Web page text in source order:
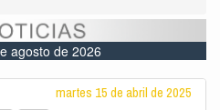
agosto de 2026
martes 15 de abril de 2025